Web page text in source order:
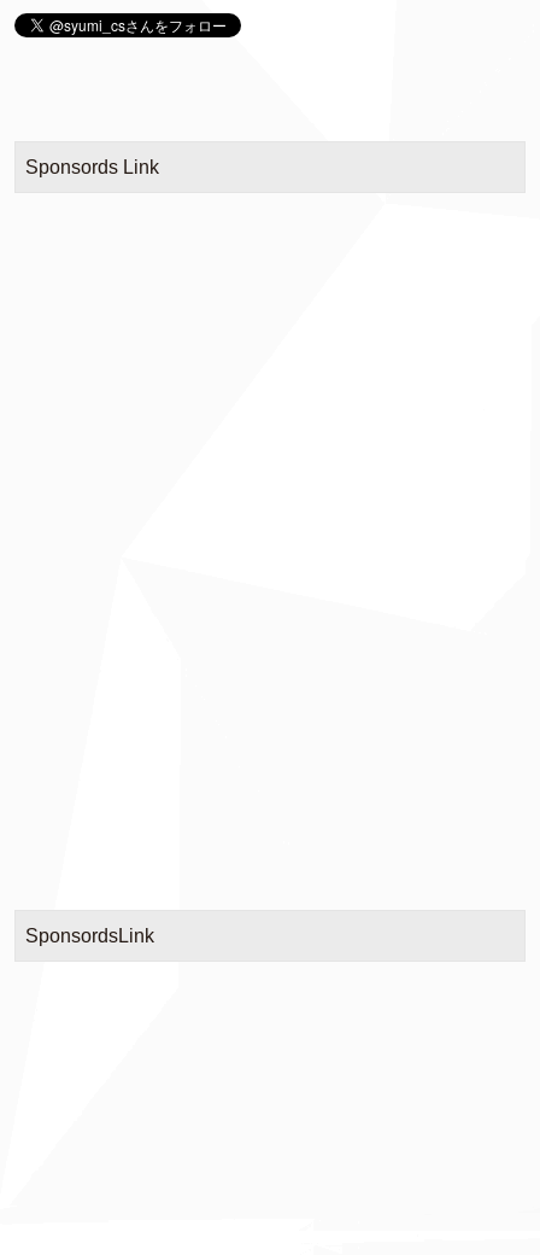
Sponsords Link
SponsordsLink